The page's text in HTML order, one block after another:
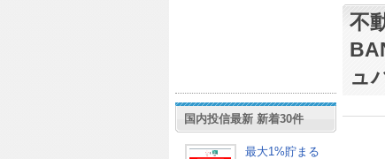
国内投信最新 新着30件
最大1%貯まる
不
ュ